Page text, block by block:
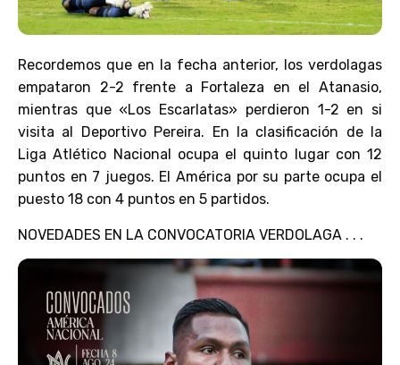
Recordemos que en la fecha anterior, los verdolagas
empataron 2-2 frente a Fortaleza en el Atanasio,
mientras que «Los Escarlatas» perdieron 1-2 en si
visita al Deportivo Pereira. En la clasificación de la
Liga Atlético Nacional ocupa el quinto lugar con 12
puntos en 7 juegos. El América por su parte ocupa el
puesto 18 con 4 puntos en 5 partidos.
NOVEDADES EN LA CONVOCATORIA VERDOLAGA . . .